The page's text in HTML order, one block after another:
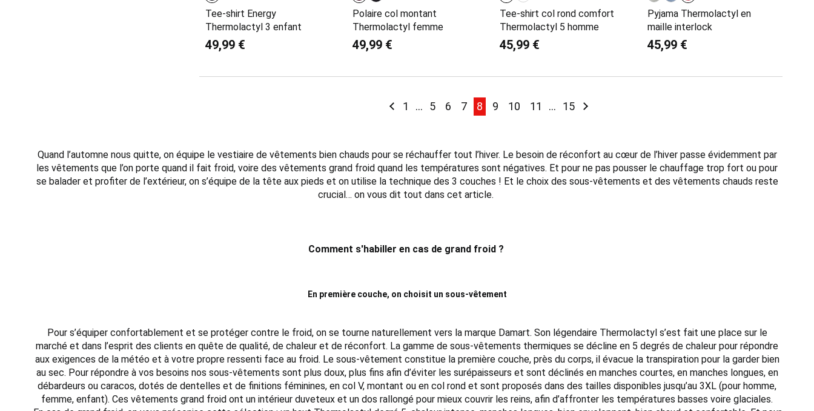
Tee-shirt Energy
Thermolactyl 3 enfant
49,99 €
Polaire col montant
Thermolactyl femme
49,99 €
Tee-shirt col rond comfort
Thermolactyl 5 homme
45,99 €
Pyjama Thermolactyl en
maille interlock
45,99 €
PagePage
Précédent
Page
1 ... Page
5 Page
6 Page
7 You're currently reading page
8 Page
9 Page
10 Page
11 ... Page
15 Page
Suivant
Quand l’automne nous quitte, on équipe le vestiaire de vêtements bien chauds pour se réchauffer tout l’hiver. Le besoin de réconfort au cœur de l’hiver passe évidemment par
les vêtements que l’on porte quand il fait froid, voire des vêtements grand froid quand les températures sont négatives. Et pour ne pas pousser le chauffage trop fort ou pour
se balader et profiter de l’extérieur, on s’équipe de la tête aux pieds et on utilise la technique des 3 couches ! Et le choix des sous-vêtements et des vêtements chauds reste
crucial… on vous dit tout dans cet article.
Comment s'habiller en cas de grand froid ?
En première couche, on choisit un sous-vêtement
Pour s’équiper confortablement et se protéger contre le froid, on se tourne naturellement vers la marque Damart. Son légendaire Thermolactyl s’est fait une place sur le
marché et dans l’esprit des clients en quête de qualité, de chaleur et de réconfort. La gamme de sous-vêtements thermiques se décline en 5 degrés de chaleur pour répondre
aux exigences de la météo et à votre propre ressenti face au froid. Le sous-vêtement constitue la première couche, près du corps, il évacue la transpiration pour la garder bien
au sec. Pour répondre à vos besoins nos sous-vêtements sont plus doux, plus fins afin d’éviter les surépaisseurs et sont déclinés en manches courtes, en manches longues, en
débardeurs ou caracos, dotés de dentelles et de finitions féminines, en col V, montant ou en col rond et sont proposés dans des tailles disponibles jusqu’au 3XL (pour homme,
femme, enfant). Ces vêtements grand froid ont un intérieur duveteux et un dos rallongé pour mieux couvrir les reins, afin d’affronter les températures basses voire glaciales.